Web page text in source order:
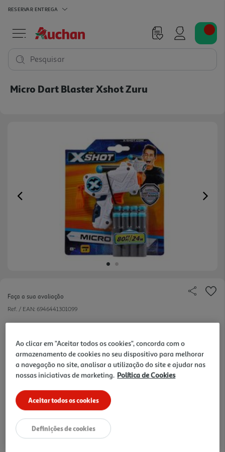
RESERVAR ENTREGA
Pesquisar
Micro Dart Blaster Xshot Zuru
Previous
Faça a sua avaliação
Ref. / EAN: 6946441301099
8.58 €/un
8,58 €
Notas de preparação
Ao clicar em "Aceitar todos os cookies", concorda com o
armazenamento de cookies no seu dispositivo para melhorar
a navegação no site, analisar a utilização do site e ajudar nas
nossas iniciativas de marketing. Política de Cookies
Aceitar todos os cookies
Definições de cookies